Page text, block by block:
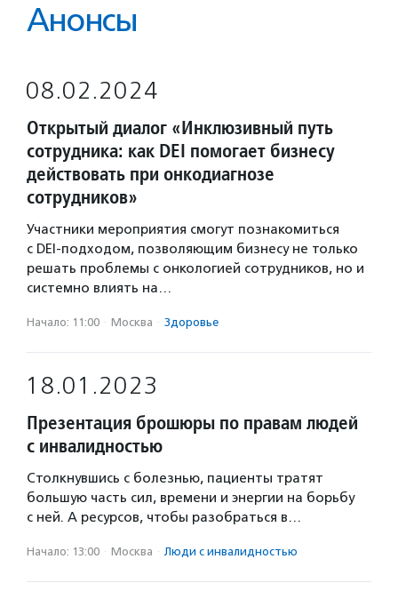
Анонсы
08.02.2024
Открытый диалог «Инклюзивный путь
сотрудника: как DEI помогает бизнесу
действовать при онкодиагнозе
сотрудников»
Участники мероприятия смогут познакомиться
с DEI-подходом, позволяющим бизнесу не только
решать проблемы с онкологией сотрудников, но и
системно влиять на…
Начало: 11:00 · Москва · Здоровье
18.01.2023
Презентация брошюры по правам людей
с инвалидностью
Столкнувшись с болезнью, пациенты тратят
большую часть сил, времени и энергии на борьбу
с ней. А ресурсов, чтобы разобраться в…
Начало: 13:00 · Москва · Люди с инвалидностью